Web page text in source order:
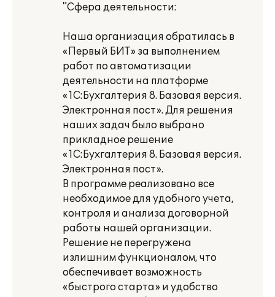
"Сфера деятельности:
Наша организация обратилась в
«Первый БИТ» за выполнением
работ по автоматизации
деятельности на платформе
«1С:Бухгалтерия 8. Базовая версия.
Электронная пост». Для решения
наших задач было выбрано
прикладное решение
«1С:Бухгалтерия 8. Базовая версия.
Электронная пост».
В программе реализовано все
необходимое для удобного учета,
контроля и анализа договорной
работы нашей организации.
Решение не перегружена
излишним функционалом, что
обеспечивает возможность
«быстрого старта» и удобство